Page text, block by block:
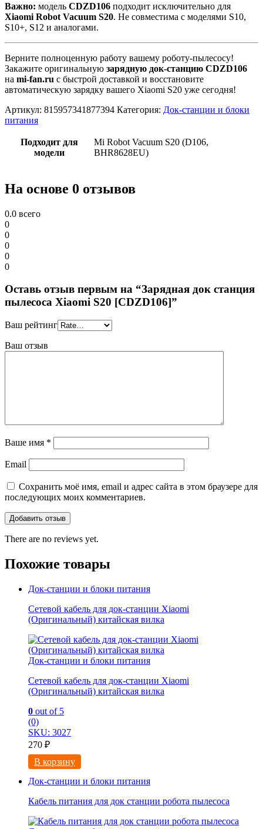
Важно: модель CDZD106 подходит исключительно для
Xiaomi Robot Vacuum S20. Не совместима с моделями S10,
S10+, S12 и аналогами.
Верните полноценную работу вашему роботу-пылесосу!
Закажите оригинальную зарядную док-станцию CDZD106
на mi-fan.ru с быстрой доставкой и восстановите
автоматическую зарядку вашего Xiaomi S20 уже сегодня!
Артикул: 815957341877394 Категория: Док-станции и блоки
питания
Подходит для
модели
Mi Robot Vacuum S20 (D106,
BHR8628EU)
На основе 0 отзывов
0.0 всего
0
0
0
0
0
Оставь отзыв первым на “Зарядная док станция
пылесоса Xiaomi S20 [CDZD106]”
Ваш рейтинг
Ваш отзыв
Ваше имя *
Email
Сохранить моё имя, email и адрес сайта в этом браузере для
последующих моих комментариев.
There are no reviews yet.
Похожие товары
Док-станции и блоки питания
Сетевой кабель для док-станции Xiaomi
(Оригинальный) китайская вилка
Док-станции и блоки питания
Сетевой кабель для док-станции Xiaomi
(Оригинальный) китайская вилка
0 out of 5
(0)
SKU: 3027
270 ₽
В корзину
Док-станции и блоки питания
Кабель питания для док станции робота пылесоса